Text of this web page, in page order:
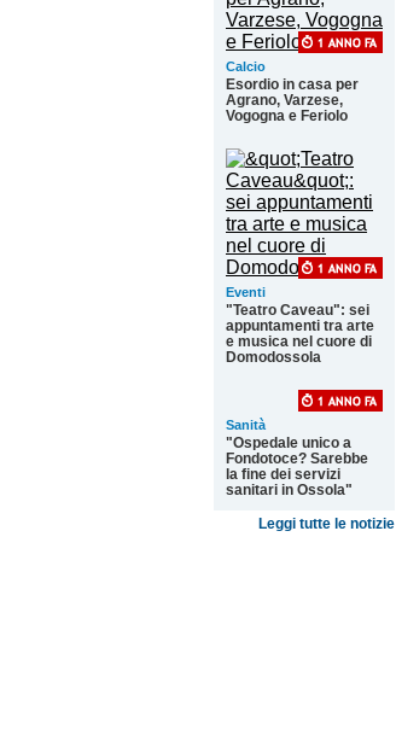
Calcio
Esordio in casa per
Agrano, Varzese,
Vogogna e Feriolo
Eventi
"Teatro Caveau": sei
appuntamenti tra arte
e musica nel cuore di
Domodossola
Sanità
"Ospedale unico a
Fondotoce? Sarebbe
la fine dei servizi
sanitari in Ossola"
Leggi tutte le notizie